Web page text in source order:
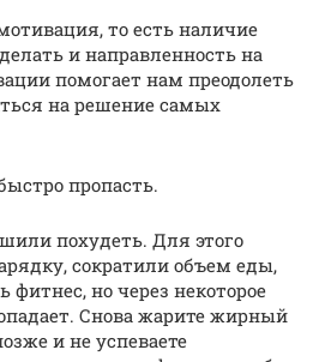
то есть наличие
и направленность на
помогает нам преодолеть
на решение самых
пропасть.
похудеть. Для этого
сократили объем еды,
фитнес, но через некоторое
Снова жарите жирный
и не успеваете